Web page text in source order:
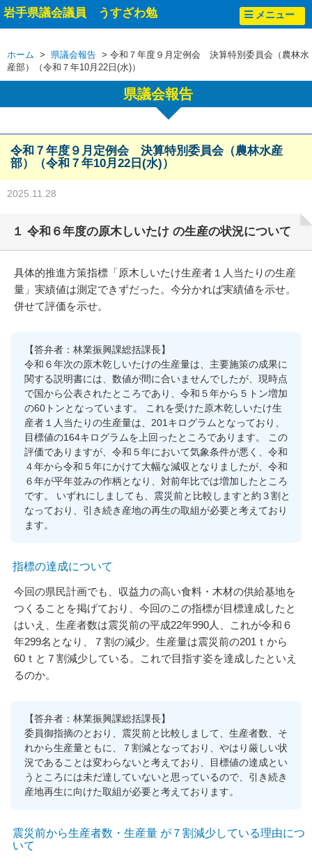
岩手県議会議員 うすざわ勉 メニュー
ホーム > 県議会報告 > 令和７年度９月定例会 決算特別委員会（農林水
産部）（令和７年10月22日(水)）
県議会報告
令和７年度９月定例会 決算特別委員会（農林水産
部）（令和７年10月22日(水)）
2025.11.28
１ 令和６年度の原木しいたけ の生産の状況について
具体的推進方策指標「原木しいたけ生産者１人当たりの生産
量」実績値は測定できずだった。今分かれば実績値を示せ。
併せて評価を示せ。
【答弁者：林業振興課総括課長】
令和６年次の原木乾しいたけの生産量は、主要施策の成果に
関する説明書には、数値が間に合いませんでしたが、現時点
で国から公表されたところであり、令和５年から５トン増加
の60トンとなっています。 これを受けた原木乾しいたけ生
産者１人当たりの生産量は、201キログラムとなっており、
目標値の164キログラムを上回ったところであります。 この
評価でありますが、令和５年において気象条件が悪く、令和
４年から令和５年にかけて大幅な減収となりましたが、令和
６年が平年並みの作柄となり、対前年比では増加したところ
です。 いずれにしましても、震災前と比較しますと約３割と
なっており、引き続き産地の再生の取組が必要と考えており
ます。
指標の達成について
今回の県民計画でも、収益力の高い食料・木材の供給基地を
つくることを掲げており、今回のこの指標が目標達成したと
はいえ、生産者数は震災前の平成22年990人、これが令和６
年299名となり、７割の減少。生産量は震災前の201ｔから
60ｔと７割減少している。これで目指す姿を達成したといえ
るのか。
【答弁者：林業振興課総括課長】
委員御指摘のとおり、震災前と比較しまして、生産者数、そ
れから生産量ともに、７割減となっており、やはり厳しい状
況であることは変わらないと考えており、目標値の達成とい
うところには未だ達していないと思っているので、引き続き
産地再生に向けた取組が必要と考えております。
震災前から生産者数・生産量 が７割減少している理由につ
いて